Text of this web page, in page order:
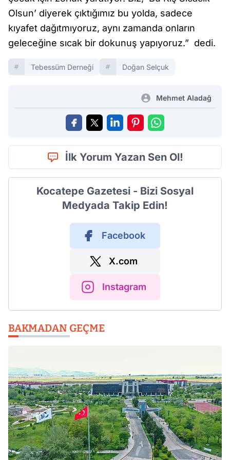
Olsun’ diyerek çıktığımız bu yolda, sadece
kıyafet dağıtmıyoruz, aynı zamanda onların
geleceğine sıcak bir dokunuş yapıyoruz.” dedi.
Tebessüm Derneği Doğan Selçuk
Mehmet Aladağ
İlk Yorum Yazan Sen Ol!
Kocatepe Gazetesi - Bizi Sosyal
Medyada Takip Edin!
Facebook
X.com
Instagram
BAKMADAN GEÇME